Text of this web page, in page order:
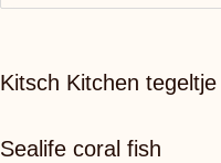
Kitsch Kitchen tegeltje
Sealife coral fish